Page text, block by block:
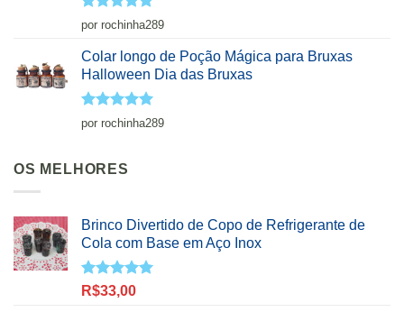
Avaliação5
de 5
por rochinha289
Colar longo de Poção Mágica para Bruxas
Halloween Dia das Bruxas
Avaliação5
de 5
por rochinha289
OS MELHORES
Brinco Divertido de Copo de Refrigerante de
Cola com Base em Aço Inox
Avaliação
R$33,00